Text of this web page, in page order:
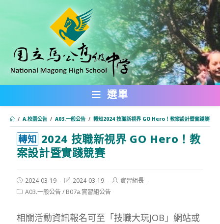
內
選單
/ A.校園公告 / A03.一般公告 / 轉知2024 技職新視界 GO Hero！教案設計暨實踐競賽
轉知 2024 技職新視界 GO Hero！教
案設計暨實踐競賽
Post
published:
2024-03-19
Post
modified:
2024-03-19
Post實習組長
PostA03.一般公告/ B07a.實習組公告
相關活動資訊報名可至「技職大玩JOB」網站或